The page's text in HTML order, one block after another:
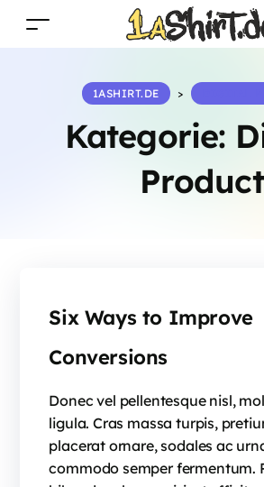
Kategorie:
Product
1ASHIRT.DE >
Six Ways to Improve
Conversions
Donec vel pellentesque nisl,
ligula. Cras massa turpis,
placerat ornare, sodales ac
commodo semper fermentum.